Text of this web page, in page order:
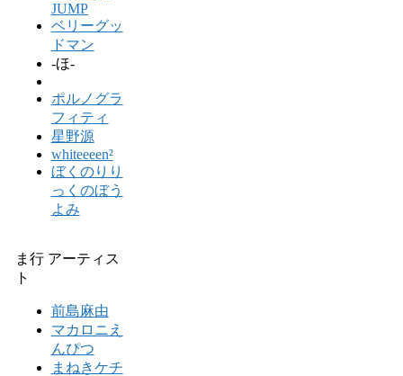
JUMP
ベリーグッ
ドマン
-ほ-
ポルノグラ
フィティ
星野源
whiteeeen²
ぼくのりり
っくのぼう
よみ
ま行 アーティス
ト
前島麻由
マカロニえ
んぴつ
まねきケチ